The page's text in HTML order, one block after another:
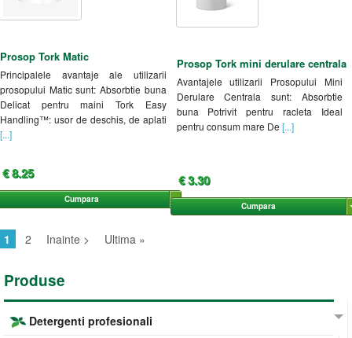
Prosop Tork Matic
Principalele avantaje ale utilizarii
prosopului Matic sunt: Absorbtie buna
Delicat pentru maini Tork Easy
Handling™: usor de deschis, de aplati
[...]
€ 8.25
Cumpara
Prosop Tork mini derulare centrala
Avantajele utilizarii Prosopului Mini
Derulare Centrala sunt: Absorbtie
buna Potrivit pentru racleta Ideal
pentru consum mare De [...]
€ 3.30
Cumpara
1 2 Inainte > Ultima »
Produse
Detergenti profesionali